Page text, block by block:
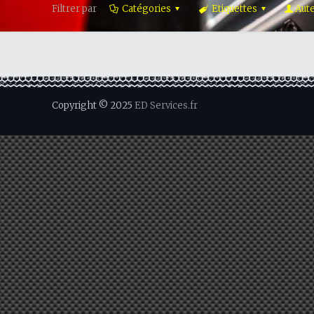
Filtrer par Catégories Etiquettes
Copyright © 2025ED Services.fr